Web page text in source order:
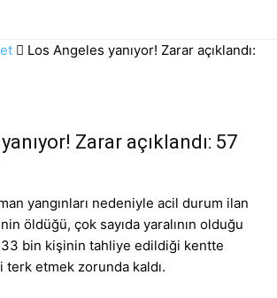
Los Angeles yanıyor! Zarar açıklandı:
Zarar açıklandı: 57
yangınları nedeniyle acil durum ilan
öldüğü, çok sayıda yaralının olduğu
33 bin kişinin tahliye edildiği kentte
etmek zorunda kaldı.